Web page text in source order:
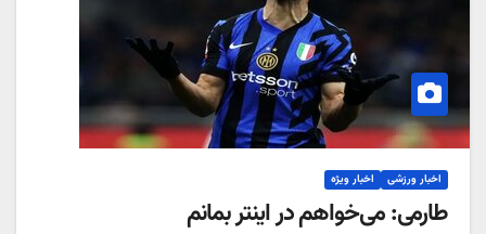
اخبار ورزشی اخبار ویژه
طارمی: می‌خواهم در اینتر بمانم